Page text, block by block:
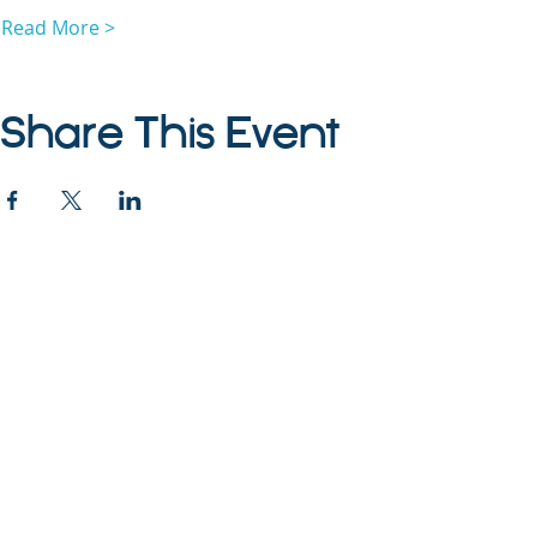
Read More >
Share This Event